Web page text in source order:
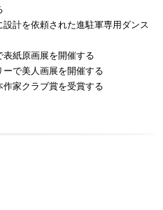
計を依頼された進駐軍専用ダンス
紙原画展を開催する
で美人画展を開催する
家クラブ賞を受賞する